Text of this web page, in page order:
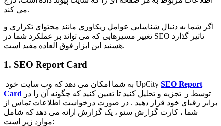
می کند.
اگر شما به دنبال شناسایی عوامل ریکاوری مانند محتوای تکراری و
تغییر مسیرهایی که می تواند بر عملکرد شما در SEO تاثیر گذارد
هستید این ابزار فوق العاده مفید است.
1. SEO Report Card
به شما امکان می دهد که وب سایت خود UpCity SEO Report
Card توسط را تجزیه و تحلیل کنید تا تعیین کنید که چگونه آن را در
برابر رقبای خود قرار دهید . در صورت درخواست اطلاعات تماس از
شما ، کارت گزارش سئو ، یک گزارش ارائه می دهد که شامل
موارد زیر است: